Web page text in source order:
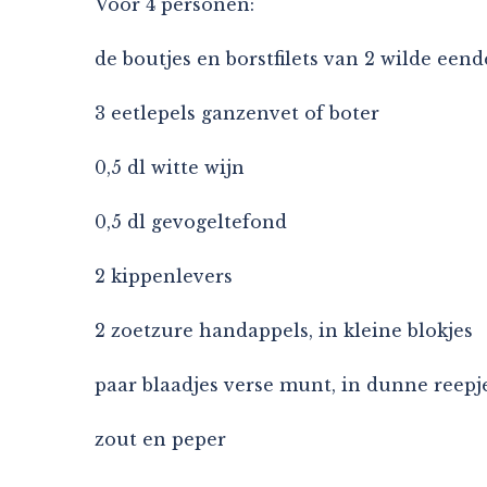
de boutjes en borstfilets van 2 wilde
3 eetlepels ganzenvet of boter
0,5 dl witte wijn
0,5 dl gevogeltefond
2 kippenlevers
2 zoetzure handappels, in kleine blokjes
paar blaadjes verse munt, in dunne
zout en peper